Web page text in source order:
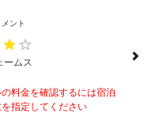
ント
ームス
料金を確認するには宿泊
指定してください